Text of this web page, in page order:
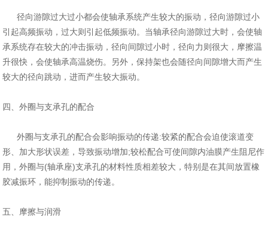
径向游隙过大过小都会使轴承系统产生较大的振动，径向游隙过小
引起高频振动，过大则引起低频振动。当轴承径向游隙过大时，会使轴
承系统存在较大的冲击振动，径向间隙过小时，径向力则很大，摩擦温
升很快，会使轴承高温烧伤。另外，保持架也会随径向间隙增大而产生
较大的径向跳动，进而产生较大振动。
四、外圈与支承孔的配合
外圈与支承孔的配合会影响振动的传递:较紧的配合会迫使滚道变
形、加大形状误差，导致振动增加;较松配合可使间隙内油膜产生阻尼作
用，外圈与(轴承座)支承孔的材料性质相差较大，特别是在其间放置橡
胶减振环，能抑制振动的传递。
五、摩擦与润滑